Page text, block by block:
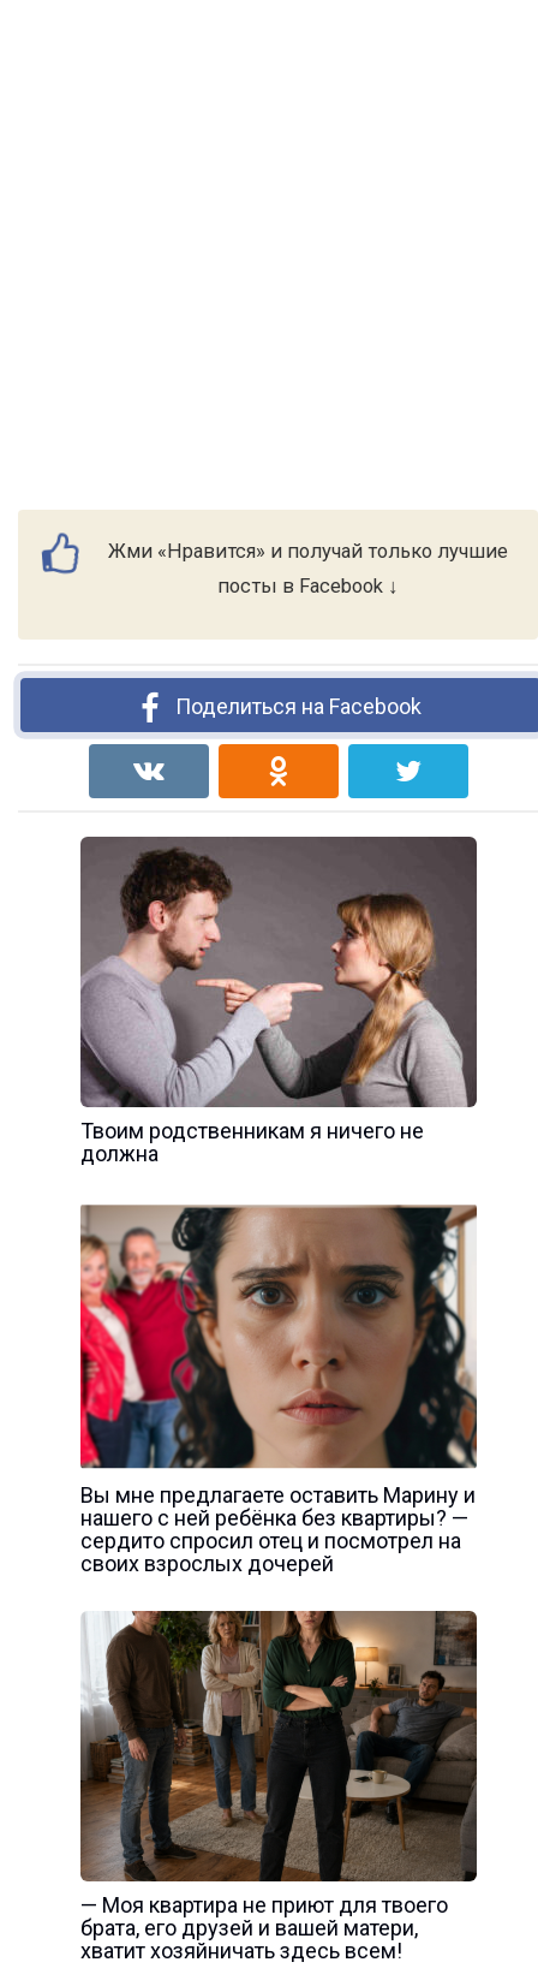
Жми «Нравится» и получай только лучшие
посты в Facebook ↓
Поделиться на Facebook
Твоим родственникам я ничего не
должна
Вы мне предлагаете оставить Марину и
нашего с ней ребёнка без квартиры? —
сердито спросил отец и посмотрел на
своих взрослых дочерей
— Моя квартира не приют для твоего
брата, его друзей и вашей матери,
хватит хозяйничать здесь всем!